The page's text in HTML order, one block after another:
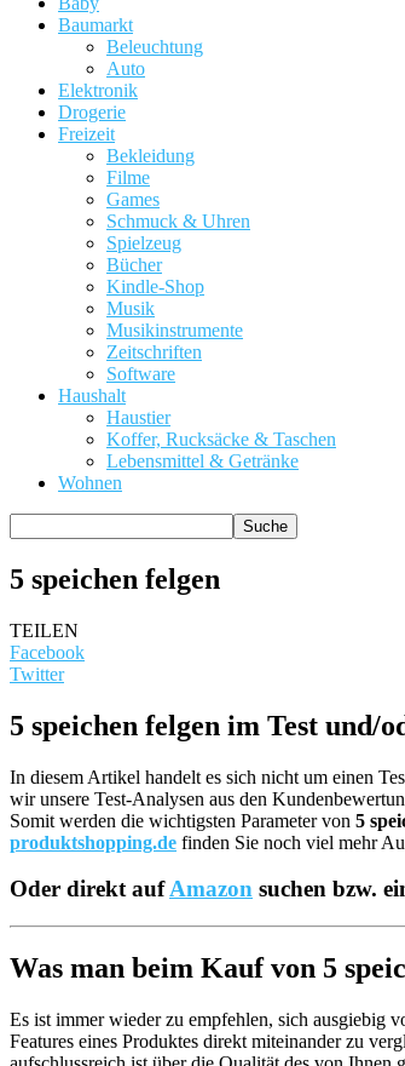
Baumarkt
Beleuchtung
Auto
Elektronik
Drogerie
Freizeit
Bekleidung
Filme
Games
Schmuck & Uhren
Spielzeug
Bücher
Kindle-Shop
Musik
Musikinstrumente
Zeitschriften
Software
Haushalt
Haustier
Koffer, Rucksäcke & Taschen
Lebensmittel & Getränke
Wohnen
5 speichen felgen
TEILEN
Facebook
Twitter
5 speichen felgen im Test und/
In diesem Artikel handelt es sich nicht um einen
wir unsere Test-Analysen aus den
Somit werden die wichtigsten Parameter von 5
produktshopping.de finden Sie noch viel mehr
Oder direkt aufAmazon suchen bzw.
Was man beim Kauf von 5
Es ist immer wieder zu empfehlen, sich ausgiebig
Features eines Produktes direkt miteinander zu